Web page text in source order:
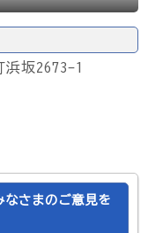
坂2673-1
なさまのご意見を